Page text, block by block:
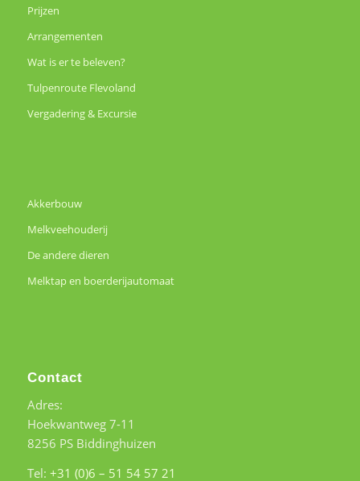
Prijzen
Arrangementen
Wat is er te beleven?
Tulpenroute Flevoland
Vergadering & Excursie
Akkerbouw
Melkveehouderij
De andere dieren
Melktap en boerderijautomaat
Contact
Adres:
Hoekwantweg 7-11
8256 PS Biddinghuizen
Tel: +31 (0)6 – 51 54 57 21